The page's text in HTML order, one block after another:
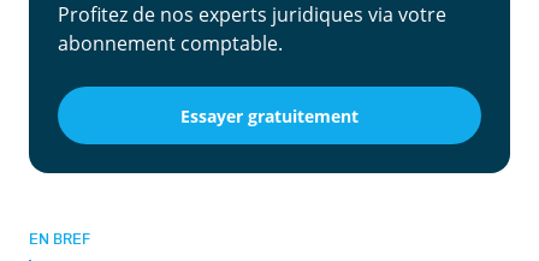
Profitez de nos experts juridiques via votre
abonnement comptable.
Essayer gratuitement
EN BREF